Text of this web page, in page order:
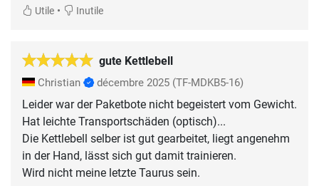
Utile • Inutile
gute Kettlebell
Christian décembre 2025 (TF-MDKB5-16)
Leider war der Paketbote nicht begeistert vom Gewicht.
Hat leichte Transportschäden (optisch)...
Die Kettlebell selber ist gut gearbeitet, liegt angenehm
in der Hand, lässt sich gut damit trainieren.
Wird nicht meine letzte Taurus sein.